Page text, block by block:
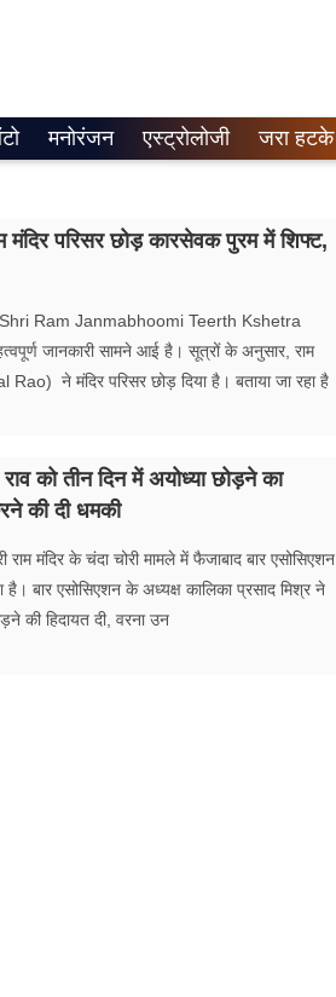
मनोरंजन एस्ट्रोलोजी जरा हटके
मंदिर परिसर छोड़ कारसेवक पुरम में शिफ्ट,
(Shri Ram Janmabhoomi Teerth Kshetra
जानकारी सामने आई है। सूत्रों के अनुसार, राम
Rao) ने मंदिर परिसर छोड़ दिया है। बताया जा रहा है
को तीन दिन में अयोध्या छोड़ने का
की दी धमकी
मंदिर के चंदा चोरी मामले में फैजाबाद बार एसोसिएशन
है। बार एसोसिएशन के अध्यक्ष कालिका प्रसाद मिश्र ने
की हिदायत दी, वरना उन